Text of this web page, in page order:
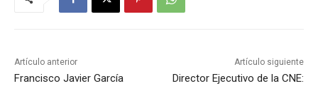
Artículo anterior
Francisco Javier García
Artículo siguiente
Director Ejecutivo de la CNE: